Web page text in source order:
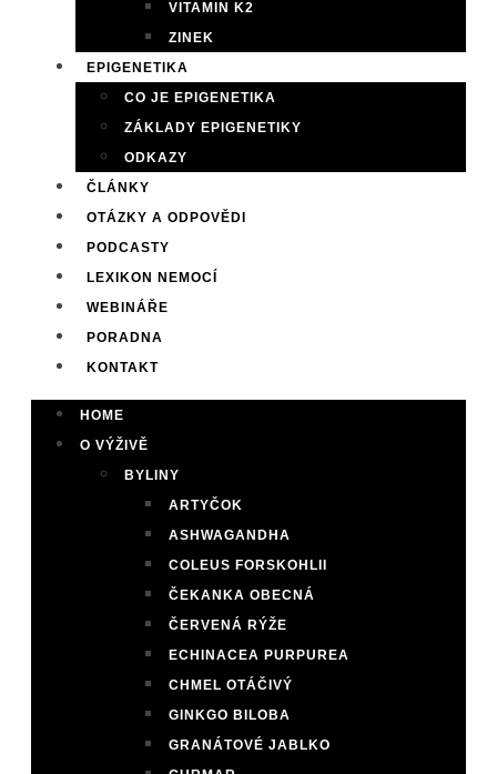
VITAMIN K2
ZINEK
EPIGENETIKA
CO JE EPIGENETIKA
ZÁKLADY EPIGENETIKY
ODKAZY
ČLÁNKY
OTÁZKY A ODPOVĚDI
PODCASTY
LEXIKON NEMOCÍ
WEBINÁŘE
PORADNA
KONTAKT
HOME
O VÝŽIVĚ
BYLINY
ARTYČOK
ASHWAGANDHA
COLEUS FORSKOHLII
ČEKANKA OBECNÁ
ČERVENÁ RÝŽE
ECHINACEA PURPUREA
CHMEL OTÁČIVÝ
GINKGO BILOBA
GRANÁTOVÉ JABLKO